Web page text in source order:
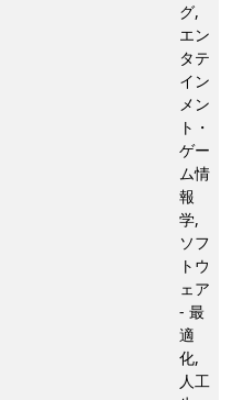
グ,
エン
タテ
イン
メン
ト・
ゲー
ム情
報
学,
ソフ
トウ
ェア
- 最
適
化,
人工